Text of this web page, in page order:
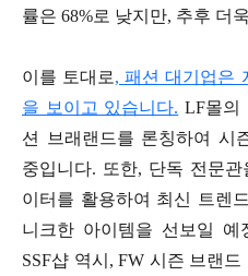
률은 68%로 낮지만, 추후 더
이를 토대로, 패션 대기업은
을 보이고 있습니다. LF몰의
션 브래랜드를 론칭하여 시
중입니다. 또한, 단독 전문
이터를 활용하여 최신 트렌
니크한 아이템을 선보일
SSF샵 역시, FW 시즌 브랜